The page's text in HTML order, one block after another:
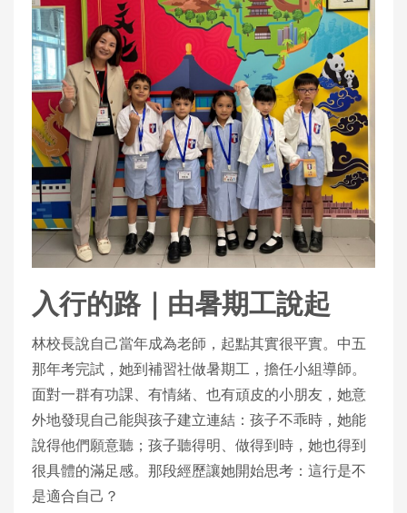
入行的路｜由暑期工說起
林校長說自己當年成為老師，起點其實很平實。中五
那年考完試，她到補習社做暑期工，擔任小組導師。
面對一群有功課、有情緒、也有頑皮的小朋友，她意
外地發現自己能與孩子建立連結：孩子不乖時，她能
說得他們願意聽；孩子聽得明、做得到時，她也得到
很具體的滿足感。那段經歷讓她開始思考：這行是不
是適合自己？